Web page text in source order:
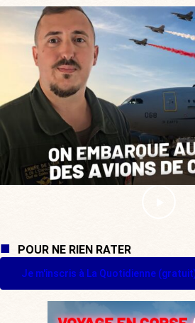
POUR NE RIEN RATER
Je m'inscris à La Quotidienne